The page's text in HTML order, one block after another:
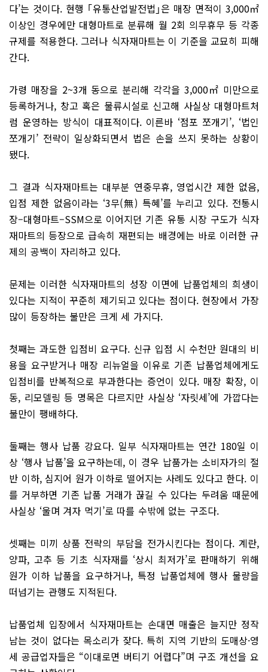
다’는 것이다. 현행 ｢유통산업발전법｣은 매장 면적이 3,000㎡
이상인 경우에만 대형마트로 분류해 월 2회 의무휴무 등 각종
규제를 적용한다. 그러나 식자재마트는 이 기준을 교묘히 피해
간다.
가령 매장을 2~3개 동으로 분리해 각각을 3,000㎡ 미만으로
등록하거나, 창고 혹은 물류시설로 신고해 사실상 대형마트처
럼 운영하는 방식이 대표적이다. 이른바 ‘점포 쪼개기’, ‘법인
쪼개기’ 전략이 일상화되면서 법은 손을 쓰지 못하는 상황이
됐다.
그 결과 식자재마트는 대부분 연중무휴, 영업시간 제한 없음,
입점 제한 없음이라는 ‘3무(無) 특혜’를 누리고 있다. 전통시
장–대형마트–SSM으로 이어지던 기존 유통 시장 구도가 식자
재마트의 등장으로 급속히 재편되는 배경에는 바로 이러한 규
제의 공백이 자리하고 있다.
문제는 이러한 식자재마트의 성장 이면에 납품업체의 희생이
있다는 지적이 꾸준히 제기되고 있다는 점이다. 현장에서 가장
많이 등장하는 불만은 크게 세 가지다.
첫째는 과도한 입점비 요구다. 신규 입점 시 수천만 원대의 비
용을 요구받거나 매장 리뉴얼을 이유로 기존 납품업체에게도
입점비를 반복적으로 부과한다는 증언이 있다. 매장 확장, 이
동, 리모델링 등 명목은 다르지만 사실상 ‘자릿세’에 가깝다는
불만이 팽배하다.
둘째는 행사 납품 강요다. 일부 식자재마트는 연간 180일 이
상 ‘행사 납품’을 요구하는데, 이 경우 납품가는 소비자가의 절
반 이하, 심지어 원가 이하로 떨어지는 사례도 있다고 한다. 이
를 거부하면 기존 납품 거래가 끊길 수 있다는 두려움 때문에
사실상 ‘울며 겨자 먹기’로 따를 수밖에 없는 구조다.
셋째는 미끼 상품 전략의 부담을 전가시킨다는 점이다. 계란,
양파, 고추 등 기초 식자재를 ‘상시 최저가’로 판매하기 위해
원가 이하 납품을 요구하거나, 특정 납품업체에 행사 물량을
떠넘기는 관행도 지적된다.
납품업체 입장에서 식자재마트는 손대면 매출은 늘지만 정작
남는 것이 없다는 목소리가 잦다. 특히 지역 기반의 도매상·영
세 공급업자들은 “이대로면 버티기 어렵다”며 구조 개선을 요